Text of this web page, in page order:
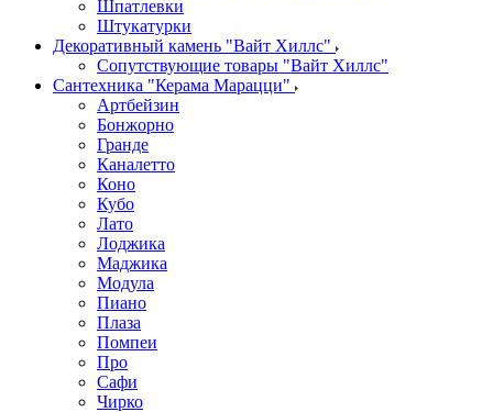
Шпатлевки
Штукатурки
Декоративный камень "Вайт Хиллс"
Сопутствующие товары "Вайт Хиллс"
Сантехника "Керама Марацци"
Артбейзин
Бонжорно
Гранде
Каналетто
Коно
Кубо
Лато
Лоджика
Маджика
Модула
Пиано
Плаза
Помпеи
Про
Сафи
Чирко